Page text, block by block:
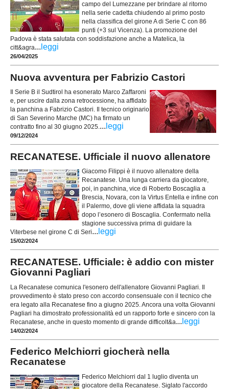
campo del Lumezzane per brindare al ritorno
nella serie cadetta chiudendo al primo posto
nella classifica del girone A di Serie C con 86
punti (+3 sul Vicenza). La promozione del
Padova è stata salutata con soddisfazione anche a Matelica, la
citt&agra... leggi
26/04/2025
Nuova avventura per Fabrizio Castori
Il Serie B il Sudtirol ha esonerato Marco Zaffaroni
e, per uscire dalla zona retrocessione, ha affidato
la panchina a Fabrizio Castori. Il tecnico originario
di San Severino Marche (MC) ha firmato un
contratto fino al 30 giugno 2025.... leggi
09/12/2024
RECANATESE. Ufficiale il nuovo allenatore
Giacomo Filippi è il nuovo allenatore della
Recanatese. Una lunga carriera da giocatore,
poi, in panchina, vice di Roberto Boscaglia a
Brescia, Novara, con la Virtus Entella e infine con
il Palermo, dove gli viene affidata la squadra
dopo l’esonero di Boscaglia. Confermato nella
stagione successiva prima di guidare la
Viterbese nel girone C di Seri... leggi
15/02/2024
RECANATESE. Ufficiale: è addio con mister
Giovanni Pagliari
La Recanatese comunica l'esonero dell'allenatore Giovanni Pagliari. Il
provvedimento è stato preso con accordo consensuale con il tecnico che
era legato alla Recanatese fino a giugno 2025. Ancora una volta Giovanni
Pagliari ha dimostrato professionalità ed un rapporto forte e sincero con la
Recanatese, anche in questo momento di grande difficolt&a... leggi
14/02/2024
Federico Melchiorri giocherà nella
Recanatese
Federico Melchiorri dal 1 luglio diventa un
giocatore della Recanatese. Siglato l'accordo